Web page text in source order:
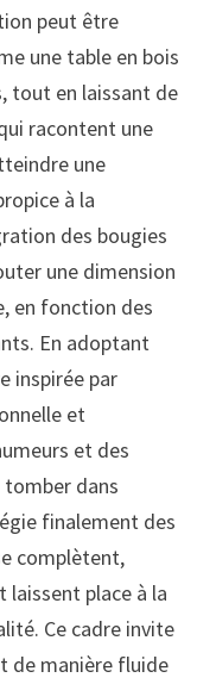
peut être
une table en bois
tout en laissant de
racontent une
une
à la
des bougies
une dimension
en fonction des
En adoptant
inspirée par
et
et des
dans
finalement des
complètent,
laissent place à la
Ce cadre invite
de manière fluide